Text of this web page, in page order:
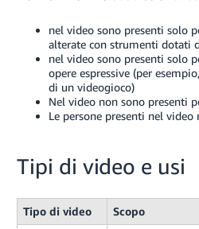
nel video sono presenti solo
alterate con strumenti dotati
nel video sono presenti solo
opere espressive (per
di un videogioco)
Nel video non sono presenti
Le persone presenti nel
Tipi di video e usi
Tipo di video Scopo